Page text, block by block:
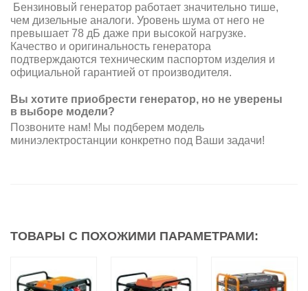
Бензиновый генератор работает значительно тише,
чем дизельные аналоги. Уровень шума от него не
превышает 78 дБ даже при высокой нагрузке.
Качество и оригинальность генератора
подтверждаются техническим паспортом изделия и
официальной гарантией от производителя.
Вы хотите приобрести генератор, но не уверены
в выборе модели?
Позвоните нам! Мы подберем модель
миниэлектростанции конкретно под Ваши задачи!
ТОВАРЫ С ПОХОЖИМИ ПАРАМЕТРАМИ: